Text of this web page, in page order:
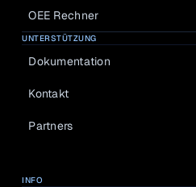
OEE Rechner
UNTERSTÜTZUNG
Dokumentation
Kontakt
Partners
INFO